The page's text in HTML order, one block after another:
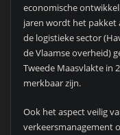
economische
jaren wordt het pakket
de logistieke sector
de Vlaamse overheid)
Tweede Maasvlakte in
merkbaar zijn.
Ook het aspect veilig
verkeersmanagement